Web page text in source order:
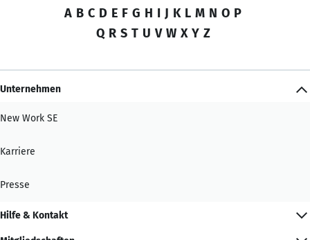
A B C D E F G H I J K L M N O P
Q R S T U V W X Y Z
Unternehmen
New Work SE
Karriere
Presse
Hilfe & Kontakt